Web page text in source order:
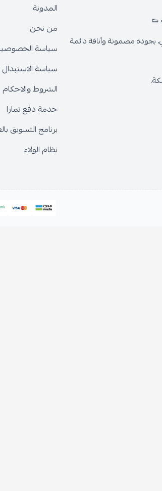
👟
بجودة مضمونة وأناقة دائمة
المدونة
من نحن
سياسة
سياسة الاستبدال
الشروط والاحكام
خدمة دفع تمارا
برنامج التسويق
نظام الولاء